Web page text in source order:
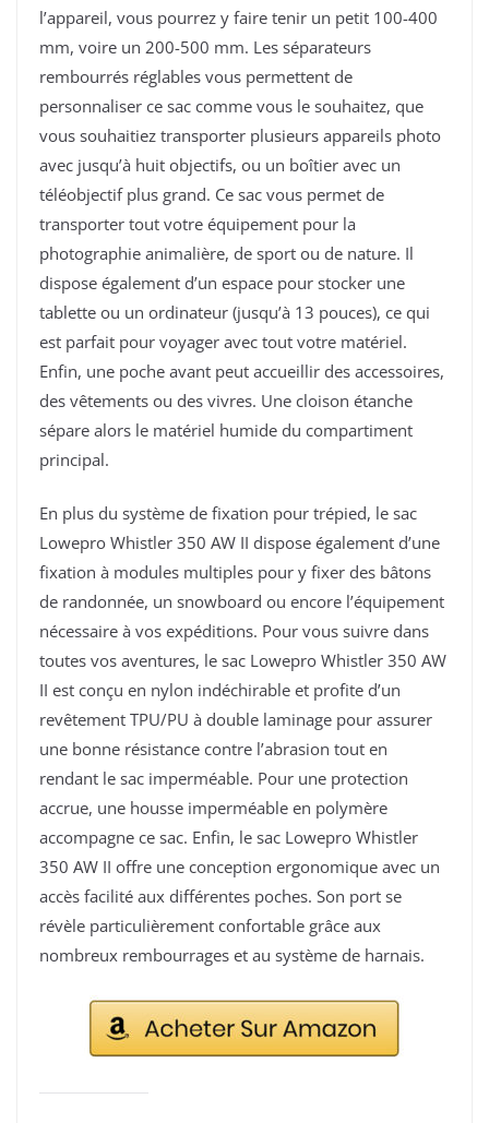
l’appareil, vous pourrez y faire tenir un petit 100-400
mm, voire un 200-500 mm. Les séparateurs
rembourrés réglables vous permettent de
personnaliser ce sac comme vous le souhaitez, que
vous souhaitiez transporter plusieurs appareils photo
avec jusqu’à huit objectifs, ou un boîtier avec un
téléobjectif plus grand. Ce sac vous permet de
transporter tout votre équipement pour la
photographie animalière, de sport ou de nature. Il
dispose également d’un espace pour stocker une
tablette ou un ordinateur (jusqu’à 13 pouces), ce qui
est parfait pour voyager avec tout votre matériel.
Enfin, une poche avant peut accueillir des accessoires,
des vêtements ou des vivres. Une cloison étanche
sépare alors le matériel humide du compartiment
principal.
En plus du système de fixation pour trépied, le sac
Lowepro Whistler 350 AW II dispose également d’une
fixation à modules multiples pour y fixer des bâtons
de randonnée, un snowboard ou encore l’équipement
nécessaire à vos expéditions. Pour vous suivre dans
toutes vos aventures, le sac Lowepro Whistler 350 AW
II est conçu en nylon indéchirable et profite d’un
revêtement TPU/PU à double laminage pour assurer
une bonne résistance contre l’abrasion tout en
rendant le sac imperméable. Pour une protection
accrue, une housse imperméable en polymère
accompagne ce sac. Enfin, le sac Lowepro Whistler
350 AW II offre une conception ergonomique avec un
accès facilité aux différentes poches. Son port se
révèle particulièrement confortable grâce aux
nombreux rembourrages et au système de harnais.